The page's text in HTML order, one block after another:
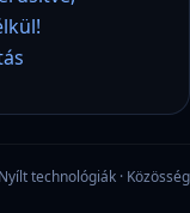
technológiák · Közösség